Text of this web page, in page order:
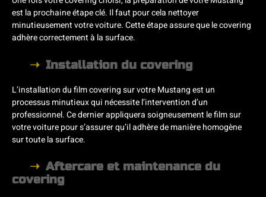
est la prochaine étape clé. Il faut pour cela nettoyer
minutieusement votre voiture. Cette étape assure que le covering
adhère correctement à la surface.
Installation du covering
L’installation du film covering sur votre Mustang est un
processus minutieux qui nécessite l’intervention d’un
professionnel. Ce dernier appliquera soigneusement le film sur
votre voiture pour s’assurer qu’il adhère de manière homogène
sur toute la surface.
Aftercare et maintenance du
covering